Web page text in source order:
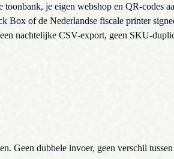
je eigen webshop en QR-codes
of de Nederlandse fiscale printer
nachtelijke CSV-export, geen SKU-
Geen dubbele invoer, geen verschil